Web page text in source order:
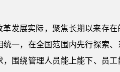
发展实际，聚焦长期以来存
一，在全国范围内先行探索
围绕管理人员能上能下、员